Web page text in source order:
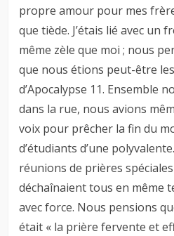
propre amour pour mes
que tiède. J’étais lié avec un
même zèle que moi ; nous
que nous étions peut-être
d’Apocalypse 11. Ensemble
dans la rue, nous avions
voix pour prêcher la fin du
d’étudiants d’une
réunions de prières
déchaînaient tous en même
avec force. Nous pensions
était « la prière fervente et